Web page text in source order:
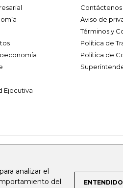
analizar el
del
ENTENDIDO
Ejecutiva
Contáctenos
Aviso de
Términos y
Política de
Política de
bolsaencolombia.com
noticiasrcn.com lafm.com.co